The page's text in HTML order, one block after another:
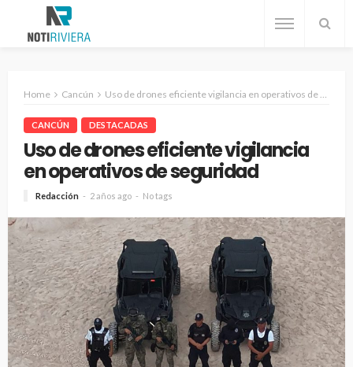
Home Cancún Uso de drones eficiente vigilancia en operativos de seguridad
CANCÚN DESTACADAS
Uso de drones eficiente vigilancia
en operativos de seguridad
Redacción 2 años ago No tags